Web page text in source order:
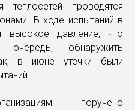
теплосетей проводятся
В ходе испытаний в
высокое давление, что
обнаружить
в июне утечки были
поручено